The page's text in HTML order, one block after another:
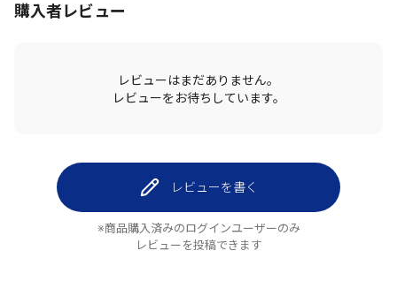
購入者レビュー
レビューはまだありません。
レビューをお待ちしています。
レビューを書く
※商品購入済みのログインユーザーのみ
レビューを投稿できます